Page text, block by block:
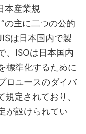
本産業規
”の主に二つの公的
は日本国内で製
、ISOは日本国内
標準化するために
ロユースのダイバ
定されており、
が設けられてい